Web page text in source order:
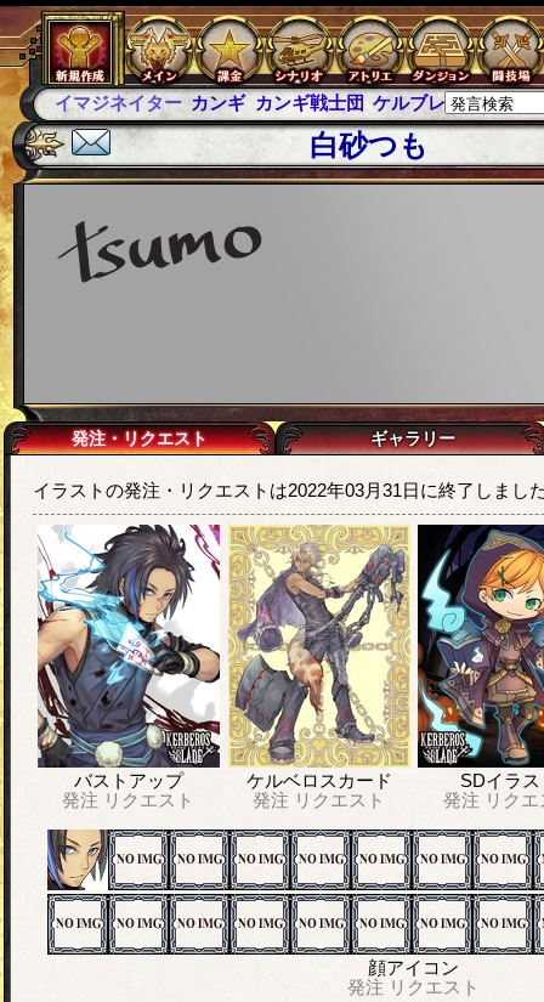
カンギ カンギ戦士団 ケルブレ ケルベロスブレイド スパ
白砂つも
発注・リクエスト ギャラリー
イラストの発注・リクエストは2022年03月31日に終了しまし
バストアップ
発注 リクエスト
ケルベロスカード
発注 リクエスト
SDイラス
発注 リク
顔アイコン
発注 リクエスト